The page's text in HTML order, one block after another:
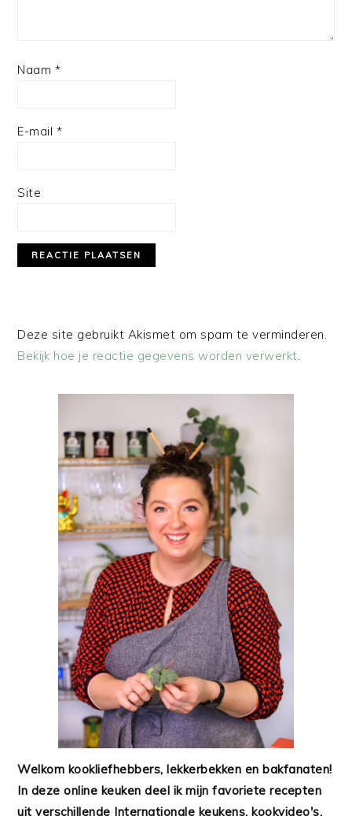
Naam *
E-mail *
Site
Deze site gebruikt Akismet om spam te verminderen.
Bekijk hoe je reactie gegevens worden verwerkt
Welkom kookliefhebbers, lekkerbekken en bakfanaten!
In deze online keuken deel ik mijn favoriete recepten
uit verschillende Internationale keukens, kookvideo's,